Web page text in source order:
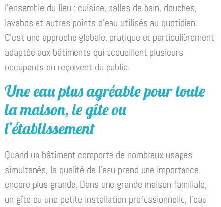
l’ensemble du lieu : cuisine, salles de bain, douches,
lavabos et autres points d’eau utilisés au quotidien.
C’est une approche globale, pratique et particulièrement
adaptée aux bâtiments qui accueillent plusieurs
occupants ou reçoivent du public.
Une eau plus agréable pour toute
la maison, le gîte ou
l’établissement
Quand un bâtiment comporte de nombreux usages
simultanés, la qualité de l’eau prend une importance
encore plus grande. Dans une grande maison familiale,
un gîte ou une petite installation professionnelle, l’eau